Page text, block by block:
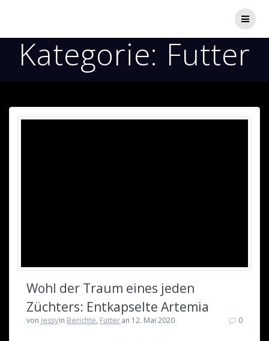
Kategorie: Futter
Wohl der Traum eines jeden
Züchters: Entkapselte Artemia
von Jessyin Berichte, Futteran 12. Mai 2020 0